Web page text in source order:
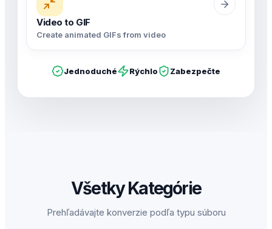
Video to GIF
Create animated GIFs from video
Jednoduché Rýchlo Zabezpečte
Všetky Kategórie
Prehľadávajte konverzie podľa typu súboru